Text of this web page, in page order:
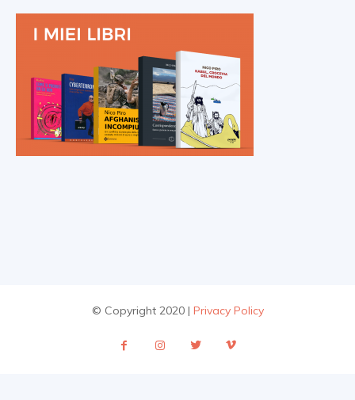
© Copyright 2020 | Privacy Policy